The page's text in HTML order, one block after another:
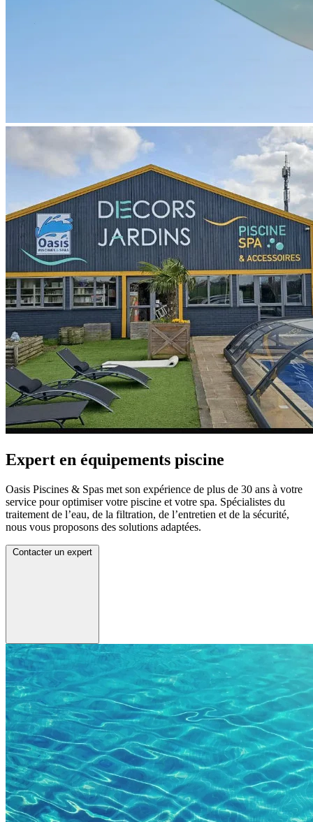
Expert en équipements piscine
Oasis Piscines & Spas met son expérience de plus de 30 ans à votre
service pour optimiser votre piscine et votre spa. Spécialistes du
traitement de l’eau, de la filtration, de l’entretien et de la sécurité,
nous vous proposons des solutions adaptées.
Contacter un expert